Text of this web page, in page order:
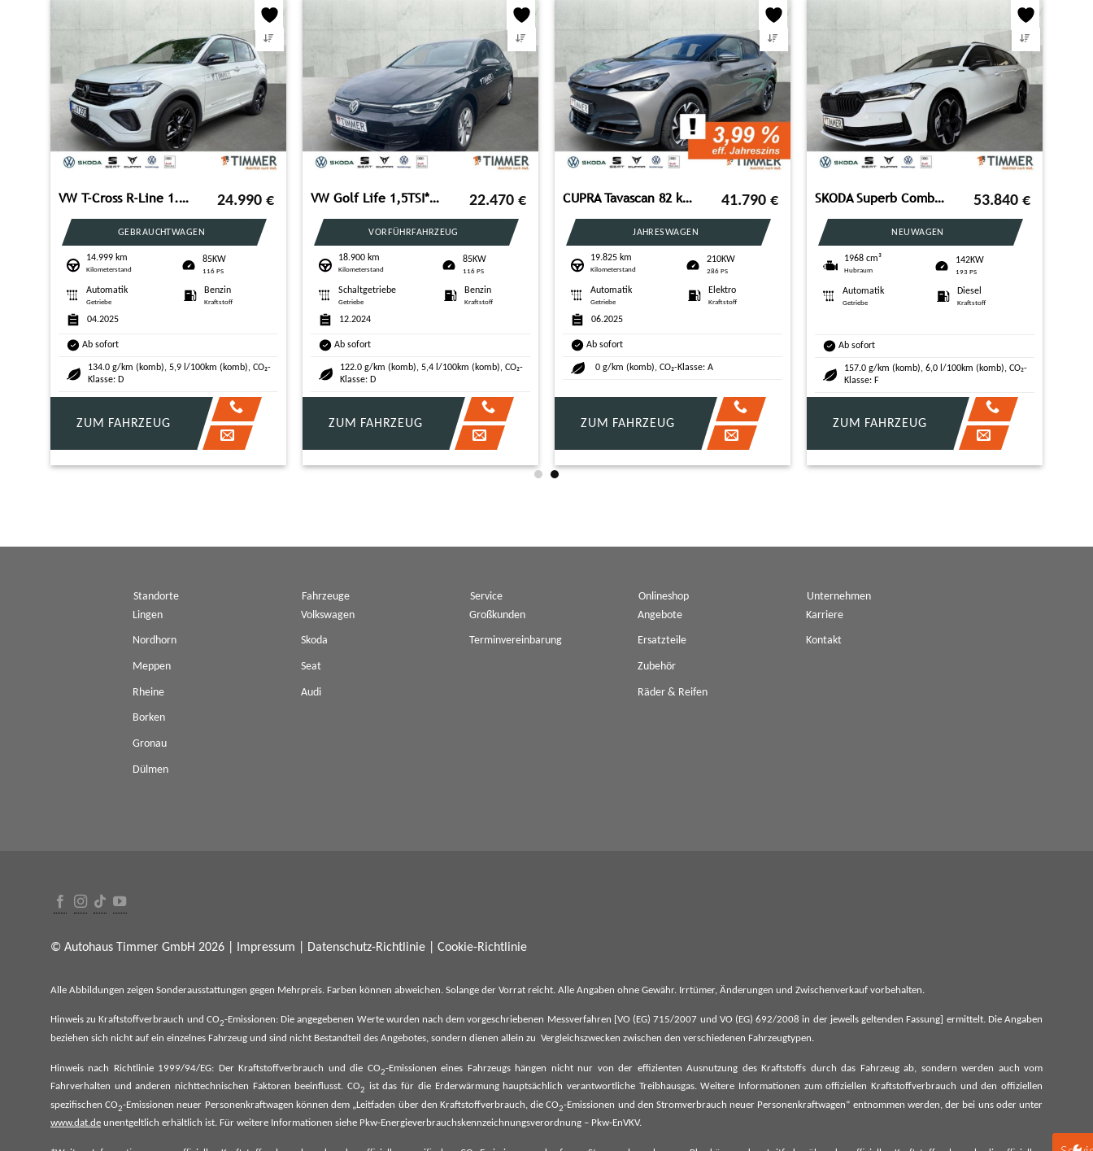
VW T-Cross R-Line 1.0 l TSI DSG *AHK*IQ-DRIVE*DISCO 24.990 €
GEBRAUCHTWAGEN
14.999 km
Kilometerstand
85KW
116 PS
Automatik
Getriebe
Benzin
Kraftstoff
04.2025
Ab sofort
134.0 g/km (komb), 5,9 l/100km (komb), CO₂-
Klasse: D
ZUM FAHRZEUG
VW Golf Life 1,5TSI*SHZG*VIRT COCKPIT*CARPLAY*LED* 22.470 €
VORFÜHRFAHRZEUG
18.900 km
Kilometerstand
85KW
116 PS
Schaltgetriebe
Getriebe
Benzin
Kraftstoff
12.2024
Ab sofort
122.0 g/km (komb), 5,4 l/100km (komb), CO₂-
Klasse: D
ZUM FAHRZEUG
CUPRA Tavascan 82 kWh 210KW (286PS) ENDURANCE AHK+WÄPU 41.790 €
JAHRESWAGEN
19.825 km
Kilometerstand
210KW
286 PS
Automatik
Getriebe
Elektro
Kraftstoff
06.2025
Ab sofort
0 g/km (komb), CO₂-Klasse: A
ZUM FAHRZEUG
SKODA Superb Combi 2.0 TDI DSG 4x4 Sportline *CANTON* 53.840 €
NEUWAGEN
1968 cm³
Hubraum
142KW
193 PS
Automatik
Getriebe
Diesel
Kraftstoff
Ab sofort
157.0 g/km (komb), 6,0 l/100km (komb), CO₂-
Klasse: F
ZUM FAHRZEUG
Standorte
Lingen
Nordhorn
Meppen
Rheine
Borken
Gronau
Dülmen
Fahrzeuge
Volkswagen
Skoda
Seat
Audi
Service
Großkunden
Terminvereinbarung
Onlineshop
Angebote
Ersatzteile
Zubehör
Räder & Reifen
Unternehmen
Karriere
Kontakt
© Autohaus Timmer GmbH 2026 | Impressum Datenschutz-Richtlinie Cookie-Richtlinie
Alle Abbildungen zeigen Sonderausstattungen gegen Mehrpreis. Farben können abweichen. Solange der Vorrat reicht. Alle Angaben ohne Gewähr. Irrtümer, Änderungen und Zwischenverkauf vorbehalten.
Hinweis zu Kraftstoffverbrauch und CO2-Emissionen: Die angegebenen Werte wurden nach dem vorgeschriebenen Messverfahren [VO (EG) 715/2007 und VO (EG) 692/2008 in der jeweils geltenden Fassung] ermittelt. Die Angaben
beziehen sich nicht auf ein einzelnes Fahrzeug und sind nicht Bestandteil des Angebotes, sondern dienen allein zu Vergleichszwecken zwischen den verschiedenen Fahrzeugtypen.
Hinweis nach Richtlinie 1999/94/EG: Der Kraftstoffverbrauch und die CO2-Emissionen eines Fahrzeugs hängen nicht nur von der effizienten Ausnutzung des Kraftstoffs durch das Fahrzeug ab, sondern werden auch vom
Fahrverhalten und anderen nichttechnischen Faktoren beeinflusst. CO2
ist das für die Erderwärmung hauptsächlich verantwortliche Treibhausgas. Weitere Informationen zum offiziellen Kraftstoffverbrauch und den offiziellen
spezifischen CO2-Emissionen neuer Personenkraftwagen können dem „Leitfaden über den Kraftstoffverbrauch, die CO2-Emissionen und den Stromverbrauch neuer Personenkraftwagen“ entnommen werden, der bei uns oder unter
www.dat.de unentgeltlich erhältlich ist. Für weitere Informationen siehe Pkw-Energieverbrauchskennzeichnungsverordnung – Pkw-EnVKV.